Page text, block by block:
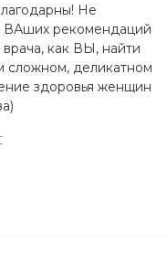
Не
ВАших рекомендаций
как ВЫ, найти
сложном, деликатном
здоровья женщин